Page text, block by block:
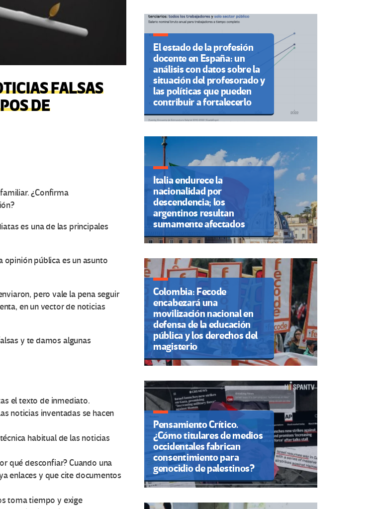
FALSAS
DE
¿Confirma
es una de las principales
opinión pública es un asunto
pero vale la pena seguir
en un vector de noticias
y te damos algunas
el texto de inmediato.
noticias inventadas se hacen
habitual de las noticias
qué desconfiar? Cuando una
enlaces y que cite documentos
toma tiempo y exige
El estado de la profesión
docente en España: un
análisis con datos sobre la
situación del profesorado y
las políticas que pueden
contribuir a fortalecerlo
Italia endurece la
nacionalidad por
descendencia; los
argentinos resultan
sumamente afectados
Colombia: Fecode
encabezará una
movilización nacional en
defensa de la educación
pública y los derechos del
magisterio
Pensamiento Crítico.
¿Cómo titulares de medios
occidentales fabrican
consentimiento para
genocidio de palestinos?